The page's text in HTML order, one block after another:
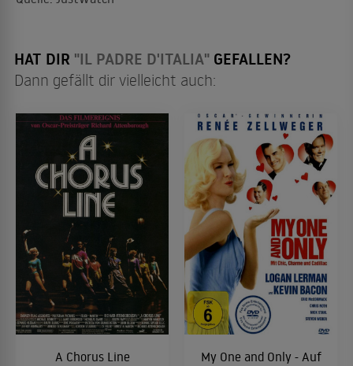
HAT DIR "IL PADRE D'ITALIA" GEFALLEN?
Dann gefällt dir vielleicht auch:
A Chorus Line
My One and Only - Auf